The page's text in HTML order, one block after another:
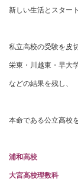
新しい生活とスター
私立高校の受験を皮
栄東・川越東・早大
などの結果を残し、
本命である公立高校を
浦和高校
大宮高校理数科